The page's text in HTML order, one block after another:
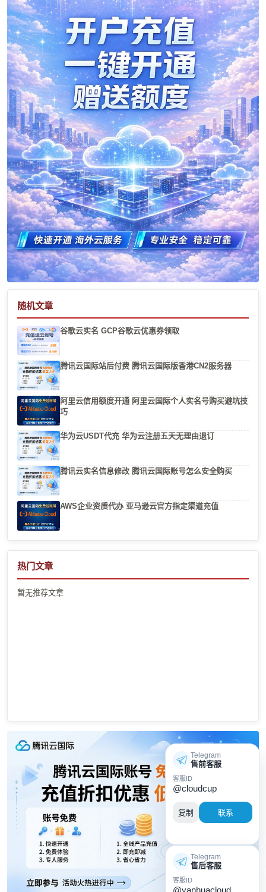
随机文章
谷歌云实名 GCP谷歌云优惠券领取
腾讯云国际站后付费 腾讯云国际版香港CN2服务器
阿里云信用额度开通 阿里云国际个人实名号购买避坑技
巧
华为云USDT代充 华为云注册五天无理由退订
腾讯云实名信息修改 腾讯云国际账号怎么安全购买
AWS企业资质代办 亚马逊云官方指定渠道充值
热门文章
暂无推荐文章
Telegram
售前客服
客服ID
@cloudcup
复制 联系
Telegram
售后客服
客服ID
@yanhuacloud